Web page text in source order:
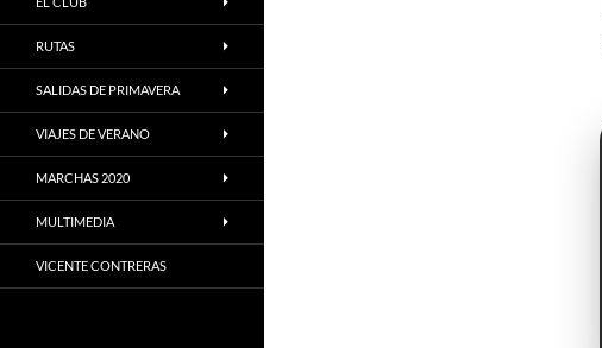
RUTAS
SALIDAS DE PRIMAVERA
VIAJES DE VERANO
MARCHAS 2020
MULTIMEDIA
VICENTE CONTRERAS